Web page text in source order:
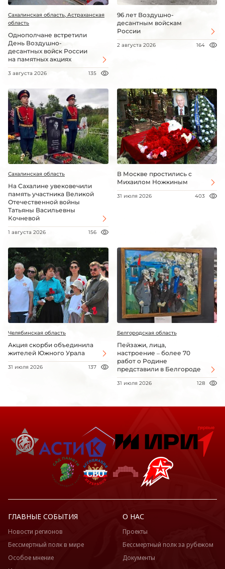
Сахалинская область, Астраханская
область
Однополчане встретили
День Воздушно-
десантных войск России
на памятных акциях
3 августа 2026 135
96 лет Воздушно-
десантным войскам
России
2 августа 2026 164
Сахалинская область
На Сахалине увековечили
память участника Великой
Отечественной войны
Татьяны Васильевны
Кочневой
1 августа 2026 156
В Москве простились с
Михаилом Ножкиным
31 июля 2026 403
Челябинская область
Акция скорби объединила
жителей Южного Урала
31 июля 2026 137
Белгородская область
Пейзажи, лица,
настроение – более 70
работ о Родине
представили в Белгороде
31 июля 2026 128
ГЛАВНЫЕ СОБЫТИЯ
Новости регионов
Бессмертный полк в мире
Особое мнение
О НАС
Проекты
Бессмертный полк за рубежом
Документы